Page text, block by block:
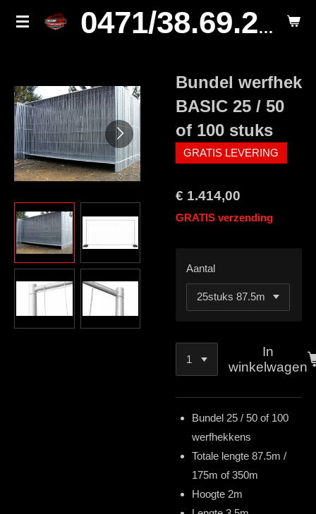
Ga
hoofdinhoud
0471/38.69.29.
Bundel werfhek
BASIC 25 / 50
of 100 stuks
GRATIS LEVERING
€ 1.414,00
GRATIS verzending
Aantal
In
winkelwagen
Bundel 25 / 50 of 100
werfhekkens
Totale lengte 87.5m /
175m of 350m
Hoogte 2m